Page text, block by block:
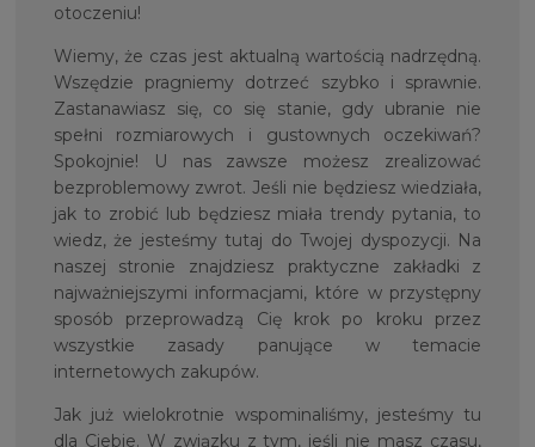
otoczeniu!
Wiemy, że czas jest aktualną wartością nadrzędną.
Wszędzie pragniemy dotrzeć szybko i sprawnie.
Zastanawiasz się, co się stanie, gdy ubranie nie
spełni rozmiarowych i gustownych oczekiwań?
Spokojnie! U nas zawsze możesz zrealizować
bezproblemowy zwrot. Jeśli nie będziesz wiedziała,
jak to zrobić lub będziesz miała trendy pytania, to
wiedz, że jesteśmy tutaj do Twojej dyspozycji. Na
naszej stronie znajdziesz praktyczne zakładki z
najważniejszymi informacjami, które w przystępny
sposób przeprowadzą Cię krok po kroku przez
wszystkie zasady panujące w temacie
internetowych zakupów.
Jak już wielokrotnie wspominaliśmy, jesteśmy tu
dla Ciebie. W związku z tym, jeśli nie masz czasu,